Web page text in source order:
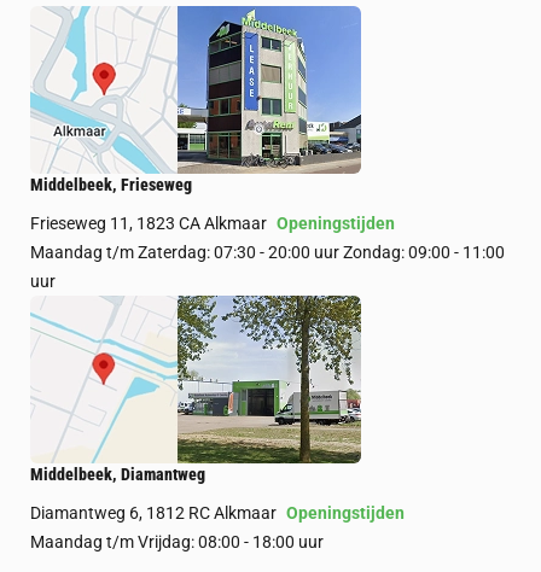
Middelbeek, Frieseweg
Frieseweg 11, 1823 CA Alkmaar Openingstijden
Maandag t/m Zaterdag: 07:30 - 20:00 uur Zondag: 09:00 - 11:00
uur
Middelbeek, Diamantweg
Diamantweg 6, 1812 RC Alkmaar Openingstijden
Maandag t/m Vrijdag: 08:00 - 18:00 uur